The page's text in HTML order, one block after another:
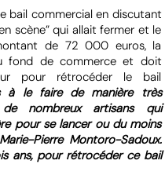
bail commercial en discutant
scène” qui allait fermer et le
de 72 000 euros, la
fond de commerce et doit
pour rétrocéder le bail
à le faire de manière très
nombreux artisans qui
pour se lancer ou du moins
Pierre Montoro-Sadoux.
ans, pour rétrocéder ce bail